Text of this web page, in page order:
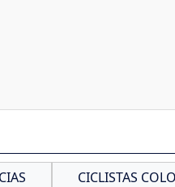
CICLISTAS